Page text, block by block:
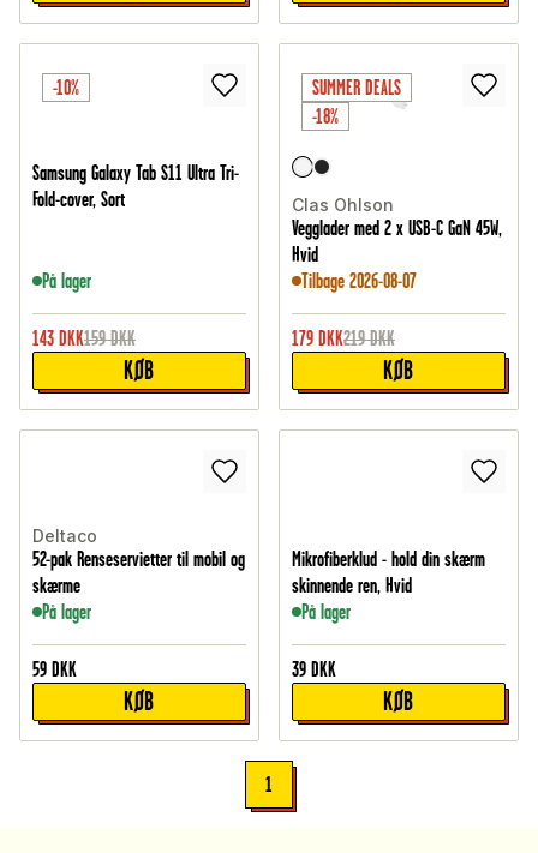
-10%
Samsung Galaxy Tab S11 Ultra Tri-
Fold-cover, Sort
På lager
143 DKK159 DKK
KØB
SUMMER DEALS
-18%
Clas Ohlson
Vegglader med 2 x USB-C GaN 45W,
Hvid
Tilbage 2026-08-07
179 DKK219 DKK
KØB
Deltaco
52-pak Renseservietter til mobil og
skærme
På lager
59 DKK
KØB
Mikrofiberklud - hold din skærm
skinnende ren, Hvid
På lager
39 DKK
KØB
1